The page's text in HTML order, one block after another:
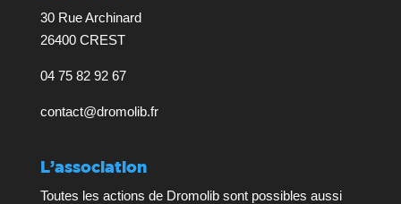
30 Rue Archinard
26400 CREST
04 75 82 92 67
contact@dromolib.fr
L’association
Toutes les actions de Dromolib sont possibles aussi